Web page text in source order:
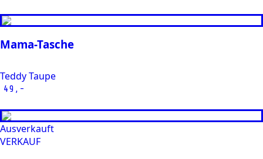
Mama-Tasche
Teddy Taupe
Ausverkauft
VERKAUF